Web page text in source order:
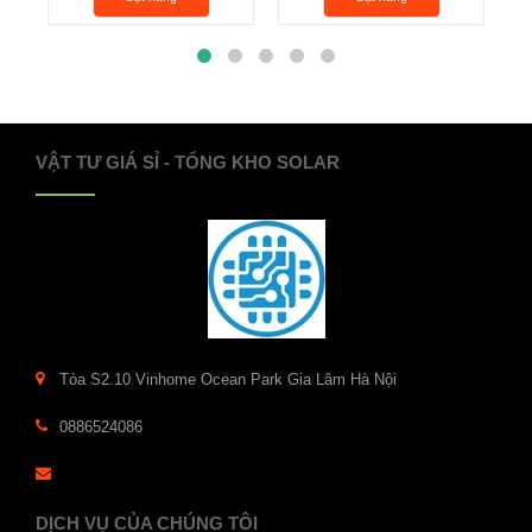
VẬT TƯ GIÁ SỈ - TỔNG KHO SOLAR
Tòa S2.10 Vinhome Ocean Park Gia Lâm Hà Nội
0886524086
DỊCH VỤ CỦA CHÚNG TÔI